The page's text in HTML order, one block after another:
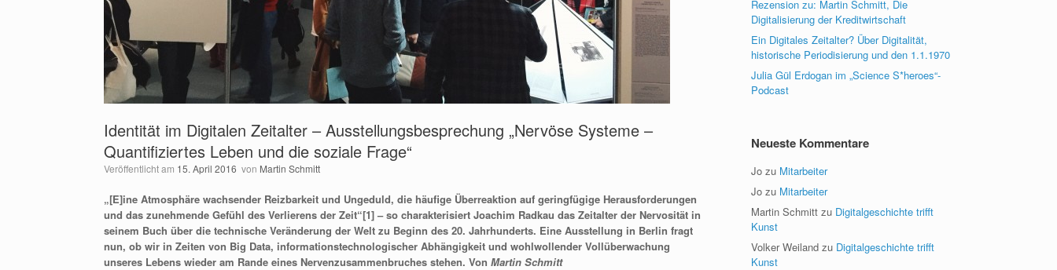
Identität im Digitalen Zeitalter – Ausstellungsbesprechung „Nervöse Systeme –
Quantifiziertes Leben und die soziale Frage“
Veröffentlicht am 15. April 2016 von Martin Schmitt
„[E]ine Atmosphäre wachsender Reizbarkeit und Ungeduld, die häufige Überreaktion auf geringfügige Herausforderungen
und das zunehmende Gefühl des Verlierens der Zeit“[1] – so charakterisiert Joachim Radkau das Zeitalter der Nervosität in
seinem Buch über die technische Veränderung der Welt zu Beginn des 20. Jahrhunderts. Eine Ausstellung in Berlin fragt
nun, ob wir in Zeiten von Big Data, informationstechnologischer Abhängigkeit und wohlwollender Vollüberwachung
unseres Lebens wieder am Rande eines Nervenzusammenbruches stehen. Von Martin Schmitt
Rezension zu: Martin Schmitt, Die
Digitalisierung der Kreditwirtschaft
Ein Digitales Zeitalter? Über Digitalität,
historische Periodisierung und den 1.1.1970
Julia Gül Erdogan im „Science S*heroes“-
Podcast
Neueste Kommentare
Jo zu Mitarbeiter
Jo zu Mitarbeiter
Martin Schmitt zu Digitalgeschichte trifft
Kunst
Volker Weiland zu Digitalgeschichte trifft
Kunst